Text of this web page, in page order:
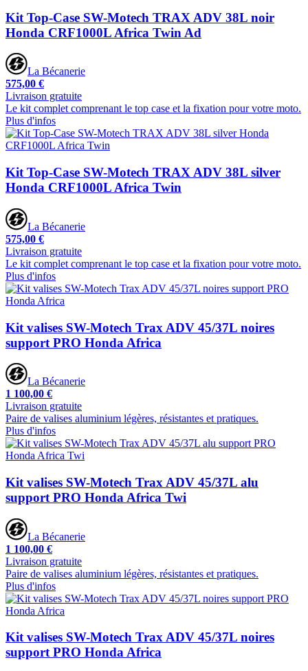
Kit Top-Case SW-Motech TRAX ADV 38L noir
Honda CRF1000L Africa Twin Ad
La Bécanerie
575,00 €
Livraison gratuite
Le kit complet comprenant le top case et la fixation pour votre moto.
Plus d'infos
Kit Top-Case SW-Motech TRAX ADV 38L silver
Honda CRF1000L Africa Twin
La Bécanerie
575,00 €
Livraison gratuite
Le kit complet comprenant le top case et la fixation pour votre moto.
Plus d'infos
Kit valises SW-Motech Trax ADV 45/37L noires
support PRO Honda Africa
La Bécanerie
1 100,00 €
Livraison gratuite
Paire de valises aluminium légères, résistantes et pratiques.
Plus d'infos
Kit valises SW-Motech Trax ADV 45/37L alu
support PRO Honda Africa Twi
La Bécanerie
1 100,00 €
Livraison gratuite
Paire de valises aluminium légères, résistantes et pratiques.
Plus d'infos
Kit valises SW-Motech Trax ADV 45/37L noires
support PRO Honda Africa